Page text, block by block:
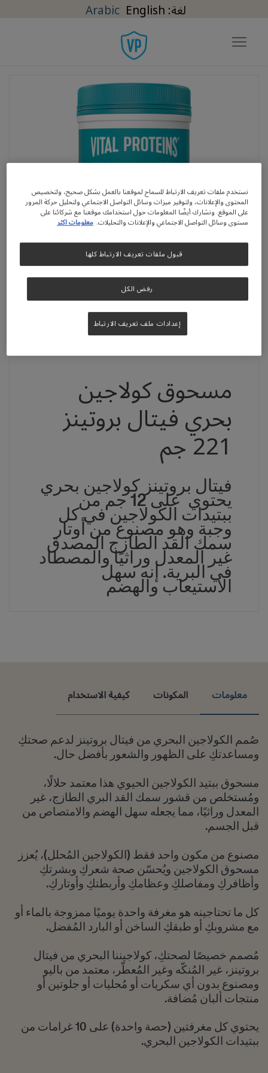
English
Arabic
تجاوز إلى المحتوى الرئيسي
مسحوق كولاجين
بحري فيتال بروتينز
221 جم
فيتال بروتينز كولاجين بحري
يحتوي على 12 جم من
ببتيدات الكولاجين في كل
وجبة وهو مصنوع من أوتار
سمك القد الطازج المصدق
غير المعدل وراثيًا والمصطاد
في البرية. إنه سهل
الاستيعاب والهضم
معلومات المكونات كيفية الاستخدام
صُمم الكولاجين البحري من فيتال بروتينز لدعم صحتكِ
ومساعدتكِ على الظهور والشعور بأفضل حال.
مسحوق ببتيد الكولاجين الحيوي هذا معتمد حلالًا،
ومُستخلص من قشور سمك القد البري الطازج، غير
المعدل وراثيًا، مما يجعله سهل الهضم والامتصاص من
قبل الجسم.
مصنوع من مكون واحد فقط (الكولاجين المُحلل)، يُعزز
مسحوق الكولاجين ويُحسّن صحة شعركِ وبشرتكِ
وأظافركِ ومفاصلكِ وعظامكِ وأربطتكِ وأوتاركِ.
كل ما تحتاجينه هو مغرفة واحدة يوميًا ممزوجة بالماء أو
مع مشروبكِ أو طبقكِ الساخن أو البارد المُفضل.
مُصمم خصيصًا لصحتكِ، كولاجيننا البحري من فيتال
بروتينز، غير المُنكّه وغير المُعطّر، معتمد من باليو
ومصنوع بدون أي سكريات أو مُحليات أو جلوتين أو
منتجات ألبان مُضافة.
يحتوي كل مغرفتين (حصة واحدة) على 10 غرامات من
ببتيدات الكولاجين البحري.
نستخدم ملفات تعريف الارتباط للسماح لموقعنا بالعمل بشكل صحيح، ولتخصيص
المحتوى والإعلانات، ولتوفير ميزات وسائل التواصل الاجتماعي ولتحليل حركة المرور
على الموقع. ونشارك أيضًا المعلومات حول استخدامك موقعنا مع شركائنا على
مستوى وسائل التواصل الاجتماعي والإعلانات والتحليلات. معلومات اكثر
رفض الكل
قبول ملفات تعريف الارتباط كلها
إعدادات ملف تعريف الارتباط